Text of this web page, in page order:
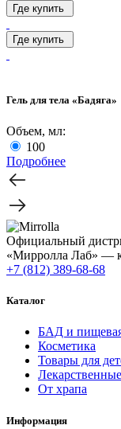
Где купить
Где купить
Гель для тела «Бадяга»
Объем, мл:
100
Подробнее
Официальный
«Мирролла Лаб» —
+7 (812) 389-68-68
Каталог
БАД и
Косметика
Товары для
От храпа
Информация